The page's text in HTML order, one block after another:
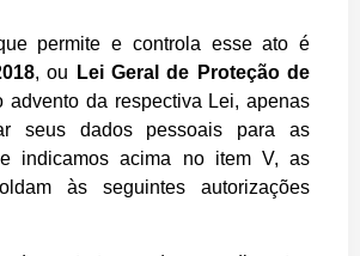
permite e controla esse ato é
, ou
Lei Geral de Proteção de
advento da respectiva Lei, apenas
seus dados pessoais para as
indicamos acima no item V, as
às seguintes autorizações